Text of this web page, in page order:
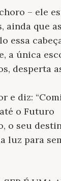
– ele
ainda que
essa
a única
desperta
e diz:
o Futuro
o seu
luz para